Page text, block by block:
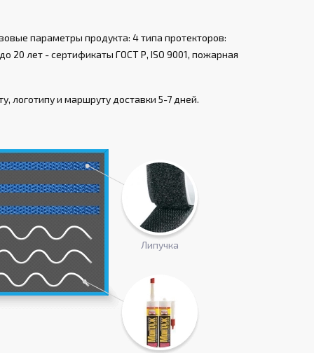
параметры продукта: 4 типа протекторов:
20 лет - сертификаты ГОСТ Р, ISO 9001, пожарная
логотипу и маршруту доставки 5-7 дней.
Липучка